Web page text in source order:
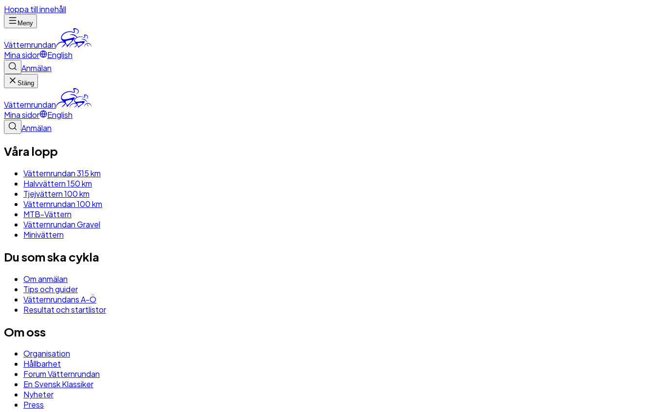
Hoppa till innehåll
Meny
Vätternrundan
Mina sidor
English
Anmälan
Stäng
Vätternrundan
Mina sidor
English
Anmälan
Våra lopp
Vätternrundan 315 km
Halvvättern 150 km
Tjejvättern 100 km
Vätternrundan 100 km
MTB-Vättern
Vätternrundan Gravel
Minivättern
Du som ska cykla
Om anmälan
Tips och guider
Vätternrundans A-Ö
Resultat och startlistor
Om oss
Organisation
Hållbarhet
Forum Vätternrundan
En Svensk Klassiker
Nyheter
Press